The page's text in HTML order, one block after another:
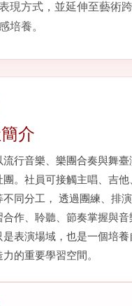
現方式，並延伸至藝術
培養。
介
流行音樂、樂團合奏與舞臺
。社員可接觸主唱、吉他
不同分工， 透過團練、排
作、聆聽、節奏掌握與音
表演場域，也是一個培養
的重要學習空間。